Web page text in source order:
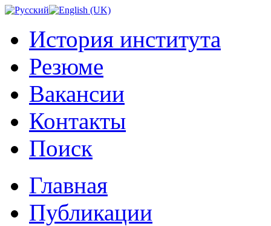
История института
Резюме
Вакансии
Контакты
Поиск
Главная
Публикации